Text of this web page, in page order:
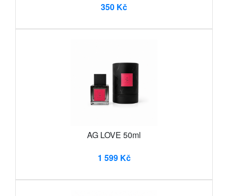
350 Kč
AG LOVE 50ml
1 599 Kč